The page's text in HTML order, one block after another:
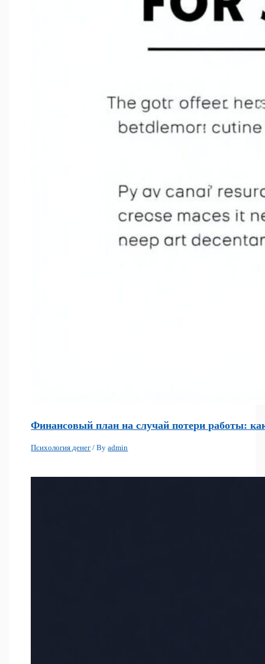
Финансовый план на случай потери работы:
Психология денег / Byadmin